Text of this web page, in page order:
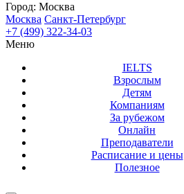
Город: Москва
Москва Санкт-Петербург
+7 (499) 322-34-03
Меню
IELTS
Взрослым
Детям
Компаниям
За рубежом
Онлайн
Преподаватели
Расписание и цены
Полезное